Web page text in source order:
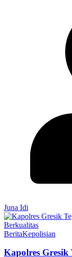
Juna Idi
BeritaKepolisian
Kapolres